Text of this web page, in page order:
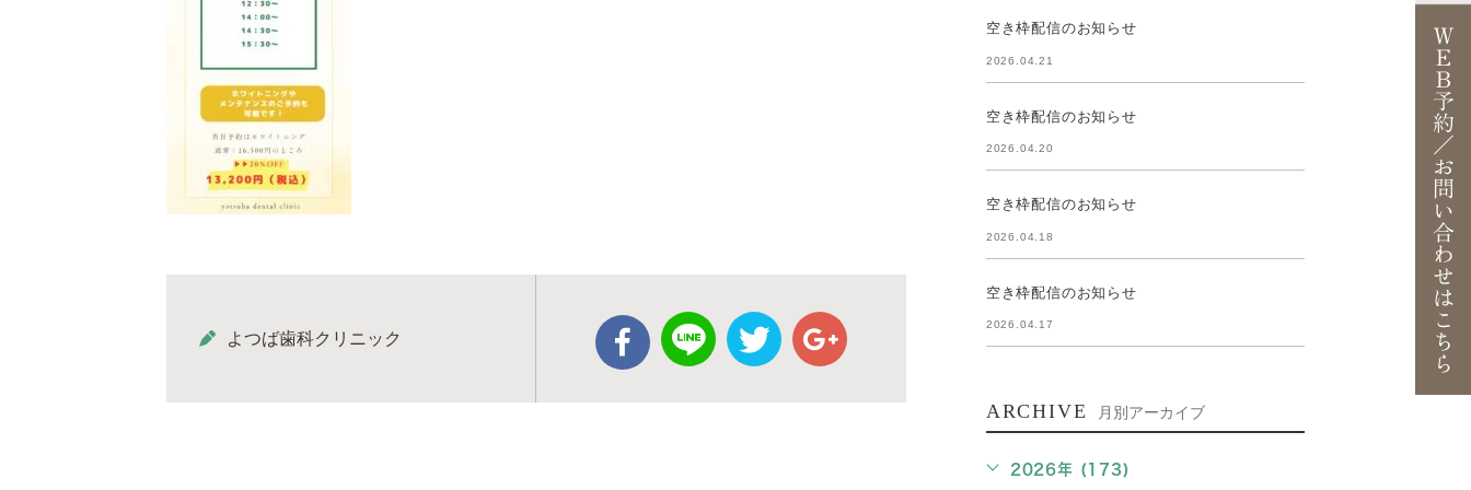
よつば歯科クリニック
空き枠配信のお知らせ
2026.04.21
空き枠配信のお知らせ
2026.04.20
空き枠配信のお知らせ
2026.04.18
空き枠配信のお知らせ
2026.04.17
ARCHIVE 月別アーカイブ
2026年 (173)